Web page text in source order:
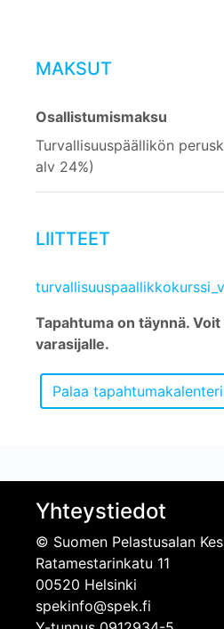
MAKSUT
Osallistumismaksu
Turvallisuuspäällikön
alv 24%)
LIITTEET
Tapahtuma on täynnä.
varasijalle.
Yhteystiedot
© Suomen Pelastusalan
Ratamestarinkatu 11
00520 Helsinki
spekinfo@spek.fi